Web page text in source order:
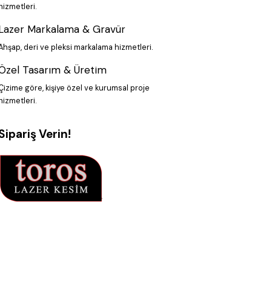
Markalama & Gravür
deri ve pleksi markalama hizmetleri.
Tasarım & Üretim
göre, kişiye özel ve kurumsal proje
Verin!